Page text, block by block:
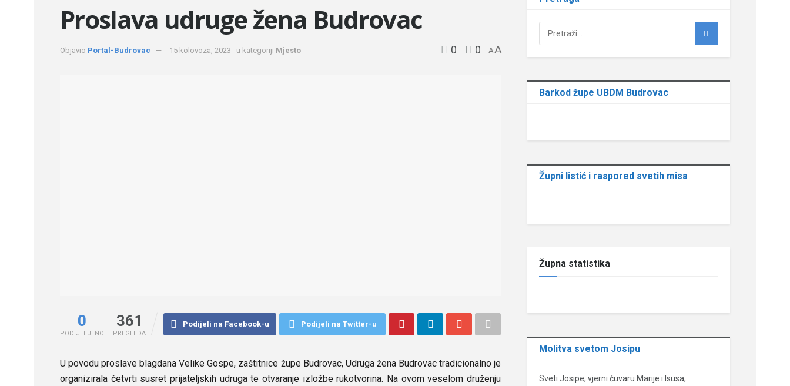
Proslava udruge žena Budrovac
Objavio Portal-Budrovac 15 kolovoza, 2023 u kategoriji Mjesto 0 0 AA
0
PODIJELJENO
361
PREGLEDA
Podijeli na Facebook-u Podijeli na Twitter-u
U povodu proslave blagdana Velike Gospe, zaštitnice župe Budrovac, Udruga žena Budrovac tradicionalno je
organizirala četvrti susret prijateljskih udruga te otvaranje izložbe rukotvorina. Na ovom veselom druženju
Barkod župe UBDM Budrovac
Župni listić i raspored svetih misa
Župna statistika
Molitva svetom Josipu
Sveti Josipe, vjerni čuvaru Marije i Isusa,